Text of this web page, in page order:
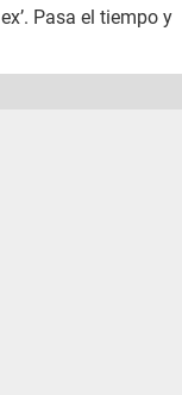
Pasa el tiempo y